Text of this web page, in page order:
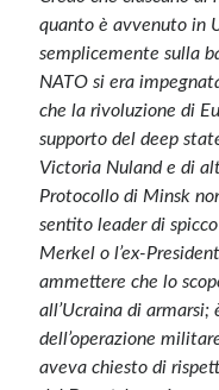
quanto è avvenuto in
semplicemente sulla
NATO si era
che la rivoluzione di
supporto del deep
Victoria Nuland e di
Protocollo di Minsk
sentito leader di
Merkel o l’ex-
ammettere che lo
all’Ucraina di
dell’operazione
aveva chiesto di